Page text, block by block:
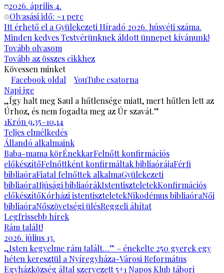
2026. április 4.
Olvasási idő: ~1 perc
Itt érhető el a Gyülekezeti Híradó 2026. húsvéti száma.
Minden kedves Testvérünknek áldott ünnepet kívánunk!
Tovább olvasom
Tovább az összes cikkhez
Kövessen minket
Facebook oldal
YouTube csatorna
Napi ige
„Így halt meg Saul a hűtlensége miatt, mert hűtlen lett az
Úrhoz, és nem fogadta meg az Úr szavát.”
1Krón 9,35–10,14
Teljes elmélkedés
Állandó alkalmaink
Baba-mama körÉnekkarFelnőtt konfirmációs
előkészítőFelnőttként konfirmáltak bibliaórájaFérfi
bibliaóraFiatal felnőttek alkalmaGyülekezeti
bibliaóraIfjúsági bibliaórákIstentiszteletekKonfirmációs
előkészítőKórházi istentiszteletekNikodémus bibliaóraNői
bibliaóraNőszövetségi ülésReggeli áhítat
Legfrissebb hírek
Rám talált!
2026. július 13.
„Isten kegyelme rám talált…” – énekelte 250 gyerek egy
héten keresztül a Nyíregyháza-Városi Református
Egyházközség által szervezett 5+1 Napos Klub tábori